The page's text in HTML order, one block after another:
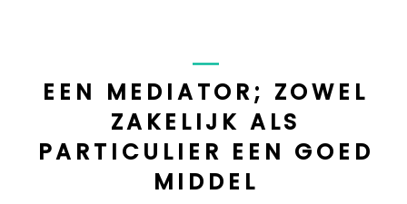
EEN MEDIATOR; ZOWEL
ZAKELIJK ALS
PARTICULIER EEN GOED
MIDDEL